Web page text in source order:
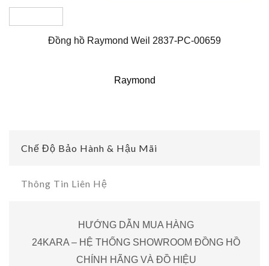
Đồng hồ Raymond Weil 2837-PC-00659
Raymond
Chế Độ Bảo Hành & Hậu Mãi
Thông Tin Liên Hệ
HƯỚNG DẪN MUA HÀNG
24KARA – HỆ THỐNG SHOWROOM ĐỒNG HỒ
CHÍNH HÃNG VÀ ĐỒ HIỆU